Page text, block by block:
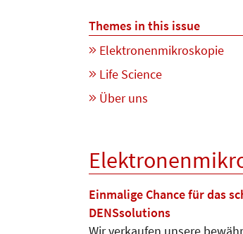
Themes in this issue
Elektronenmikroskopie
Life Science
Über uns
Einmalige Chance für das
DENSsolutions